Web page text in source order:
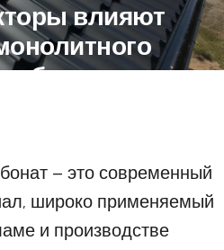
влияют
– это современный
широко применяемый
и производстве